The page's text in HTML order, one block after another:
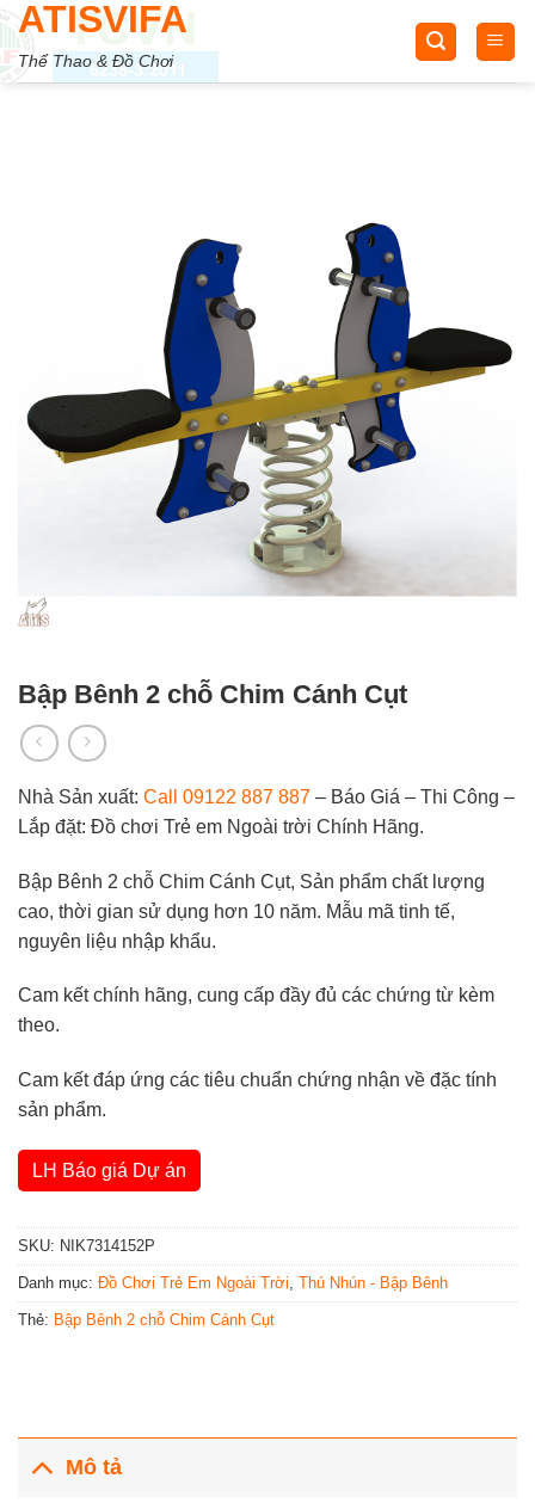
Skip
content
ATISVIFA
Thể Thao & Đồ Chơi
Bập Bênh 2 chỗ Chim Cánh Cụt
Nhà Sản xuất: Call 09122 887 887 – Báo Giá – Thi Công –
Lắp đặt: Đồ chơi Trẻ em Ngoài trời Chính Hãng.
Bập Bênh 2 chỗ Chim Cánh Cụt, Sản phẩm chất lượng
cao, thời gian sử dụng hơn 10 năm. Mẫu mã tinh tế,
nguyên liệu nhập khẩu.
Cam kết chính hãng, cung cấp đầy đủ các chứng từ kèm
theo.
Cam kết đáp ứng các tiêu chuẩn chứng nhận về đặc tính
sản phẩm.
LH Báo giá Dự án
SKU: NIK7314152P
Danh mục: Đồ Chơi Trẻ Em Ngoài Trời, Thú Nhún - Bập Bênh
Thẻ: Bập Bênh 2 chỗ Chim Cánh Cụt
Mô tả